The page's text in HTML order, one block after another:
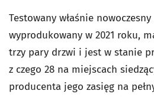
Testowany właśnie
wyprodukowany w 2021 roku,
trzy pary drzwi i jest w stanie
z czego 28 na miejscach
producenta jego zasięg na